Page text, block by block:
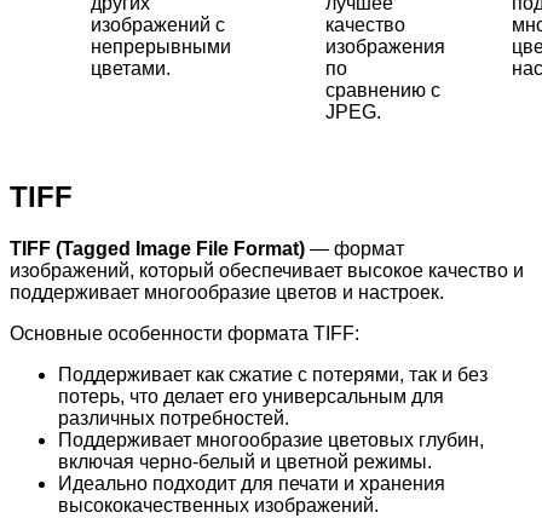
изображений с
непрерывными
цветами.
качество
изображения
по
сравнению с
JPEG.
TIFF
TIFF (Tagged Image File Format) — формат
изображений, который обеспечивает высокое качество и
поддерживает многообразие цветов и настроек.
Основные особенности формата TIFF:
Поддерживает как сжатие с потерями, так и без
потерь, что делает его универсальным для
различных потребностей.
Поддерживает многообразие цветовых глубин,
включая черно-белый и цветной режимы.
Идеально подходит для печати и хранения
высококачественных изображений.